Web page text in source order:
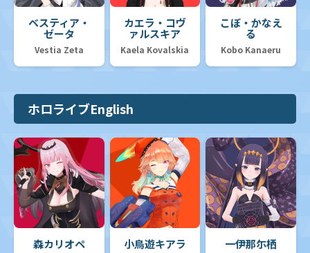
ベスティア・
ゼータ
Vestia Zeta
カエラ・コヴ
ァルスキア
Kaela Kovalskia
こぼ・かなえ
る
Kobo Kanaeru
ホロライブEnglish
森カリオペ 小鳥遊キアラ 一伊那尓栖